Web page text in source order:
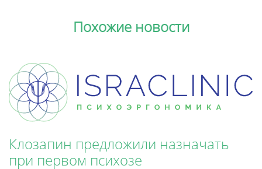
Похожие новости
Клозапин предложили назначать
при первом психозе